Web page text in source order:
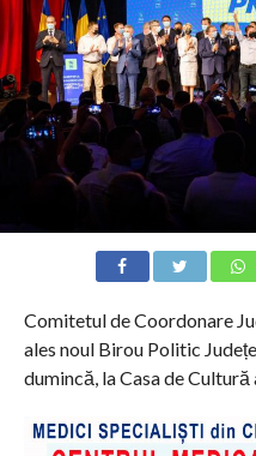
Comitetul de Coordonare
ales noul Birou Politic
dumincă, la Casa de